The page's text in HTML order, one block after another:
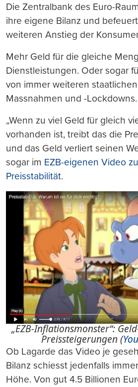
Die Zentralbank des Euro-
ihre eigene Bilanz und
weiteren Anstieg der
Mehr Geld für die gleiche
Dienstleistungen. Oder sogar
von immer weiteren
Massnahmen und -Lockdowns.
„Wenn zu viel Geld für gleich
vorhanden ist, treibt das die
und das Geld verliert seinen
sogar im EZB-eigenen Video
Preisstabilität.
„EZB-Inflationsmonster“:
Preissteigerungen (
Ob Lagarde das Video je
Bilanz schiesst jedenfalls
Höhe. Von gut 4.5 Billionen